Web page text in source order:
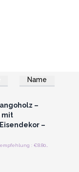
Name
Registrieren
–
mit
–